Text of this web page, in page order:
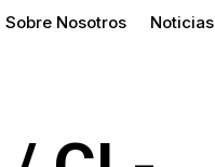
Sobre Nosotros
Noticias